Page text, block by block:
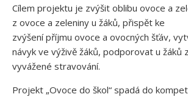
Cílem projektu je zvýšit oblibu ovoce a
z ovoce a zeleniny u žáků, přispět ke
zvýšení příjmu ovoce a ovocných šťáv,
návyk ve výživě žáků, podporovat u žáků
vyvážené stravování.
Projekt „Ovoce do škol“ spadá do